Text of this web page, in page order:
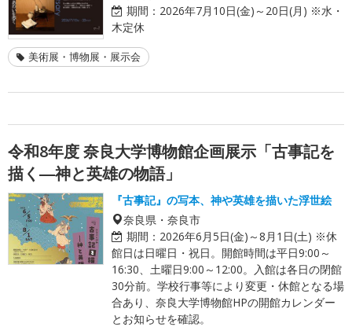
期間： 2026年7月10日(金)～20日(月) ※水・
木定休
美術展・博物展・展示会
令和8年度 奈良大学博物館企画展示「古事記を
描く―神と英雄の物語」
『古事記』の写本、神や英雄を描いた浮世絵
奈良県・奈良市
期間： 2026年6月5日(金)～8月1日(土) ※休
館日は日曜日・祝日。開館時間は平日9:00～
16:30、土曜日9:00～12:00。入館は各日の閉館
30分前。学校行事等により変更・休館となる場
合あり、奈良大学博物館HPの開館カレンダー
とお知らせを確認。